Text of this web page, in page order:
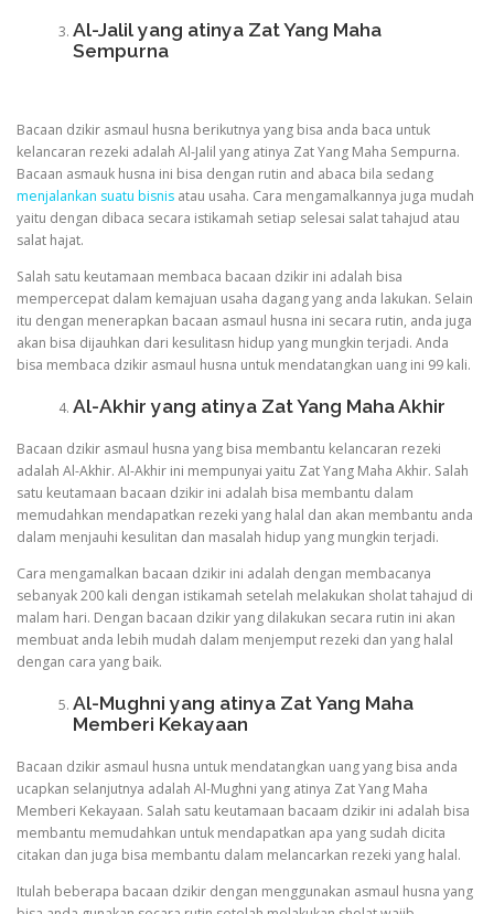
Al-Jalil yang atinya Zat Yang Maha
Sempurna
Bacaan dzikir asmaul husna berikutnya yang bisa anda baca untuk
kelancaran rezeki adalah Al-Jalil yang atinya Zat Yang Maha Sempurna.
Bacaan asmauk husna ini bisa dengan rutin and abaca bila sedang
menjalankan suatu bisnis atau usaha. Cara mengamalkannya juga mudah
yaitu dengan dibaca secara istikamah setiap selesai salat tahajud atau
salat hajat.
Salah satu keutamaan membaca bacaan dzikir ini adalah bisa
mempercepat dalam kemajuan usaha dagang yang anda lakukan. Selain
itu dengan menerapkan bacaan asmaul husna ini secara rutin, anda juga
akan bisa dijauhkan dari kesulitasn hidup yang mungkin terjadi. Anda
bisa membaca dzikir asmaul husna untuk mendatangkan uang ini 99 kali.
Al-Akhir yang atinya Zat Yang Maha Akhir
Bacaan dzikir asmaul husna yang bisa membantu kelancaran rezeki
adalah Al-Akhir. Al-Akhir ini mempunyai yaitu Zat Yang Maha Akhir. Salah
satu keutamaan bacaan dzikir ini adalah bisa membantu dalam
memudahkan mendapatkan rezeki yang halal dan akan membantu anda
dalam menjauhi kesulitan dan masalah hidup yang mungkin terjadi.
Cara mengamalkan bacaan dzikir ini adalah dengan membacanya
sebanyak 200 kali dengan istikamah setelah melakukan sholat tahajud di
malam hari. Dengan bacaan dzikir yang dilakukan secara rutin ini akan
membuat anda lebih mudah dalam menjemput rezeki dan yang halal
dengan cara yang baik.
Al-Mughni yang atinya Zat Yang Maha
Memberi Kekayaan
Bacaan dzikir asmaul husna untuk mendatangkan uang yang bisa anda
ucapkan selanjutnya adalah Al-Mughni yang atinya Zat Yang Maha
Memberi Kekayaan. Salah satu keutamaan bacaam dzikir ini adalah bisa
membantu memudahkan untuk mendapatkan apa yang sudah dicita
citakan dan juga bisa membantu dalam melancarkan rezeki yang halal.
Itulah beberapa bacaan dzikir dengan menggunakan asmaul husna yang